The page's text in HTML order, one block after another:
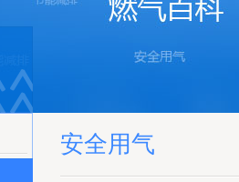
安全用气